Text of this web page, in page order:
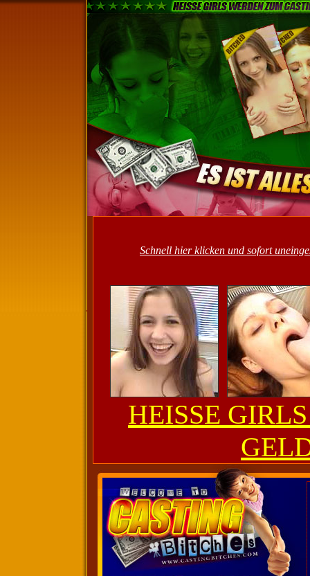
Schnell hier klicken und sofort
HEISSE